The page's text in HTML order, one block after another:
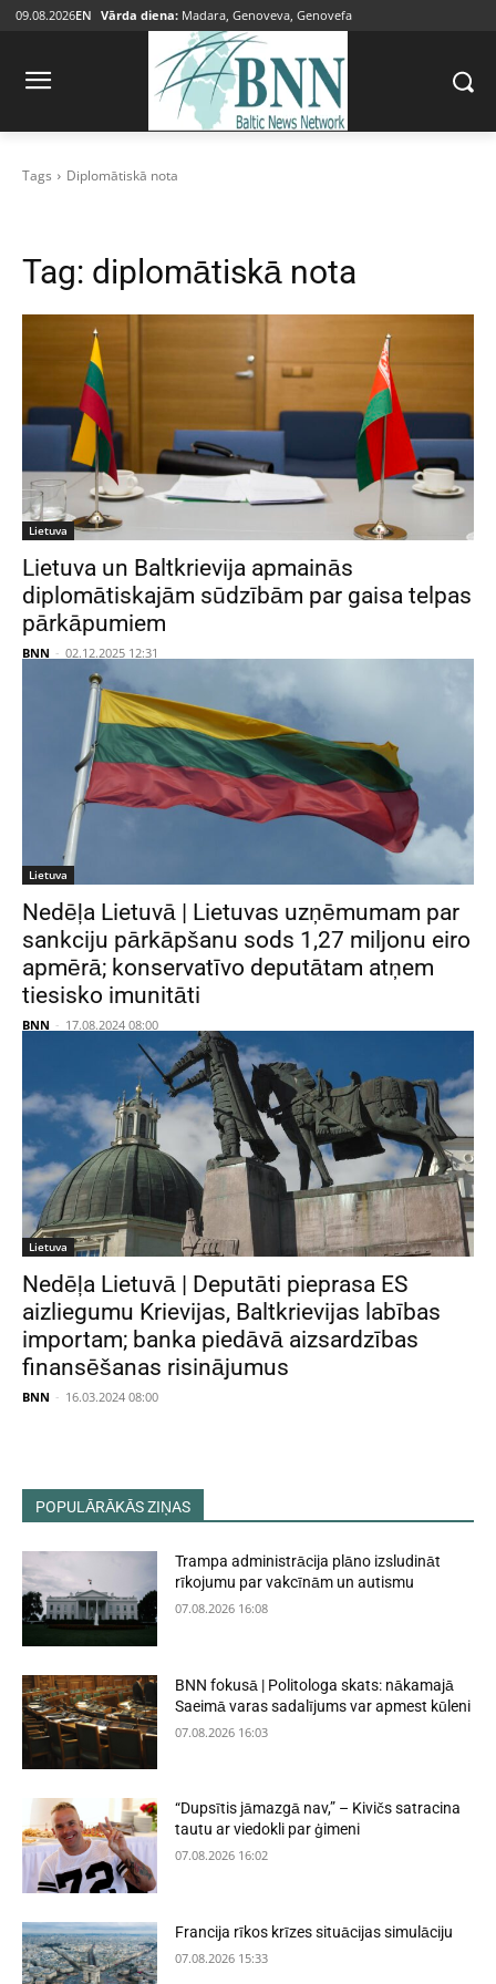
09.08.2026EN Vārda diena: Madara, Genoveva, Genovefa
Tags Diplomātiskā nota
Tag: diplomātiskā nota
Lietuva
Lietuva un Baltkrievija apmainās
diplomātiskajām sūdzībām par gaisa telpas
pārkāpumiem
BNN - 02.12.2025 12:31
Lietuva
Nedēļa Lietuvā | Lietuvas uzņēmumam par
sankciju pārkāpšanu sods 1,27 miljonu eiro
apmērā; konservatīvo deputātam atņem
tiesisko imunitāti
BNN - 17.08.2024 08:00
Lietuva
Nedēļa Lietuvā | Deputāti pieprasa ES
aizliegumu Krievijas, Baltkrievijas labības
importam; banka piedāvā aizsardzības
finansēšanas risinājumus
BNN - 16.03.2024 08:00
POPULĀRĀKĀS ZIŅAS
Trampa administrācija plāno izsludināt
rīkojumu par vakcīnām un autismu
07.08.2026 16:08
BNN fokusā | Politologa skats: nākamajā
Saeimā varas sadalījums var apmest kūleni
07.08.2026 16:03
“Dupsītis jāmazgā nav,” – Kivičs satracina
tautu ar viedokli par ģimeni
07.08.2026 16:02
Francija rīkos krīzes situācijas simulāciju
07.08.2026 15:33